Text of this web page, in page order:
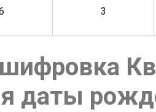
3
даты